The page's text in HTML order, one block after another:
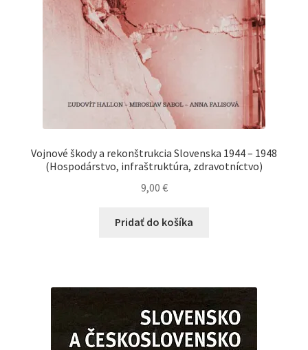
Vojnové škody a rekonštrukcia Slovenska 1944 – 1948
(Hospodárstvo, infraštruktúra, zdravotníctvo)
9,00 €
Pridať do košíka